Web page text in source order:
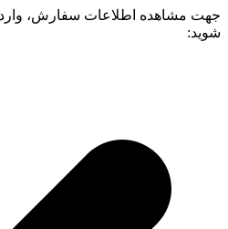
جهت مشاهده اطلاعات سفارش،
شوید: